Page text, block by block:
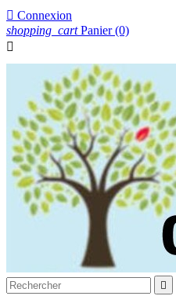
 Connexion
shopping_cart Panier (0)

